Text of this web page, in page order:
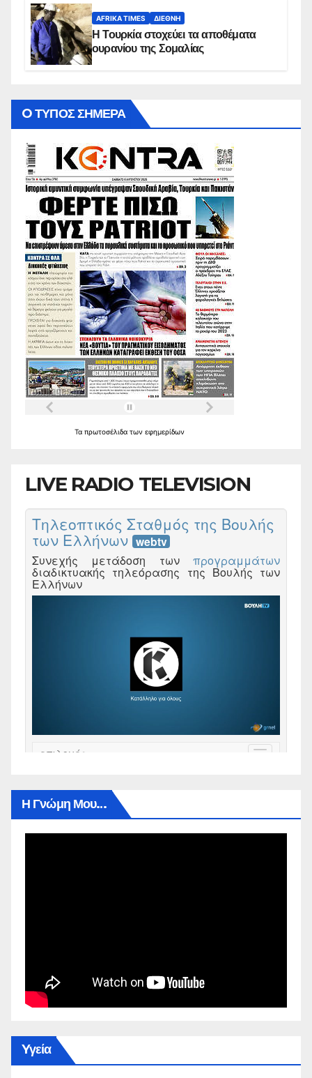
AFRIKA TIMES ΔΙΕΘΝΉ
Η Τουρκία στοχεύει τα αποθέματα
ουρανίου της Σομαλίας
O ΤΥΠΟΣ ΣΗΜΕΡΑ
Τα πρωτοσέλιδα των εφημερίδων
LIVE RADIO TELEVISION
Η Γνώμη Μου…
Yγεία